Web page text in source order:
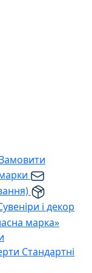
і декор
марка»
Стандартні